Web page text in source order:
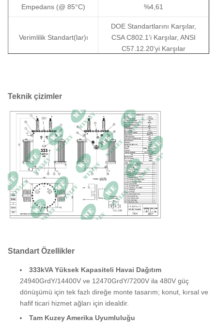
Empedans (@ 85°C) %4,61
Verimlilik Standart(lar)ı
DOE Standartlarını Karşılar,
CSA C802.1'i Karşılar, ANSI
C57.12.20'yi Karşılar
Yeterlik %99,43
Yük Kaybı Yok 460W
Tam Yük Kaybı (85°C)) 2012,2 W
Teknik çizimler
Standart Özellikler
333kVA Yüksek Kapasiteli Havai Dağıtım
24940GrdY/14400V ve 12470GrdY/7200V ila 480V güç
dönüşümü için tek fazlı direğe monte tasarım; konut, kırsal ve
hafif ticari hizmet ağları için idealdir.
Tam Kuzey Amerika Uyumluluğu